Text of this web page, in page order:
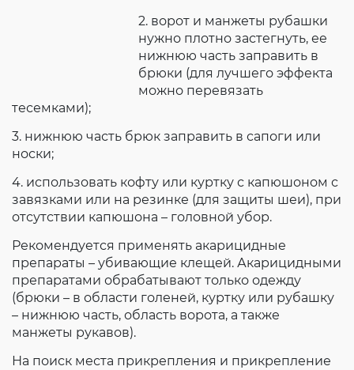
2. ворот и манжеты рубашки
нужно плотно застегнуть, ее
нижнюю часть заправить в
брюки (для лучшего эффекта
можно перевязать
тесемками);
3. нижнюю часть брюк заправить в сапоги или
носки;
4. использовать кофту или куртку с капюшоном с
завязками или на резинке (для защиты шеи), при
отсутствии капюшона – головной убор.
Рекомендуется применять акарицидные
препараты – убивающие клещей. Акарицидными
препаратами обрабатывают только одежду
(брюки – в области голеней, куртку или рубашку
– нижнюю часть, область ворота, а также
манжеты рукавов).
На поиск места прикрепления и прикрепление